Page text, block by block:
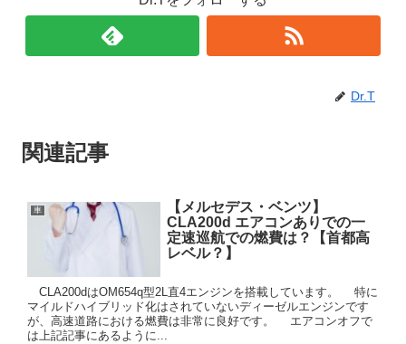
Dr.T
関連記事
車
【メルセデス・ベンツ】
CLA200d エアコンありでの一
定速巡航での燃費は？【首都高
レベル？】
CLA200dはOM654q型2L直4エンジンを搭載しています。 特に
マイルドハイブリッド化はされていないディーゼルエンジンです
が、高速道路における燃費は非常に良好です。 エアコンオフで
は上記記事にあるように...